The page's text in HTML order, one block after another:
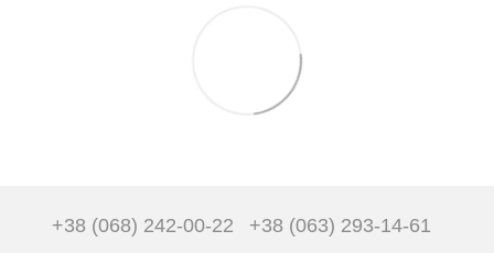
+38 (068) 242-00-22 +38 (063) 293-14-61